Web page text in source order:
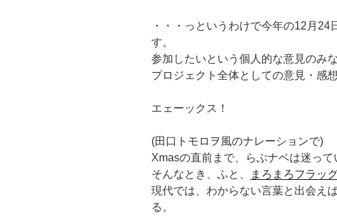
・・・っというわけで今年の12月
す。
参加したいという個人的な意見のみな
プロジェクト全体としての意見・感
エェーックス！
(田口トモロヲ風のナレーションで)
Xmasの直前まで、らぶナベは迷って
そんなとき、ふと、
まろまろフラッ
現代では、わからない言葉と出会え
る。